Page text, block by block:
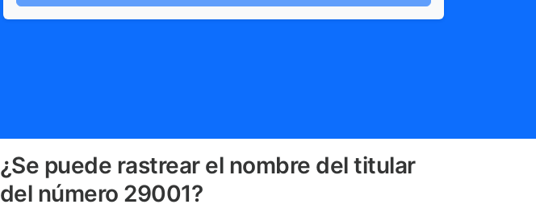
¿Se puede rastrear el nombre del titular
del número 29001?